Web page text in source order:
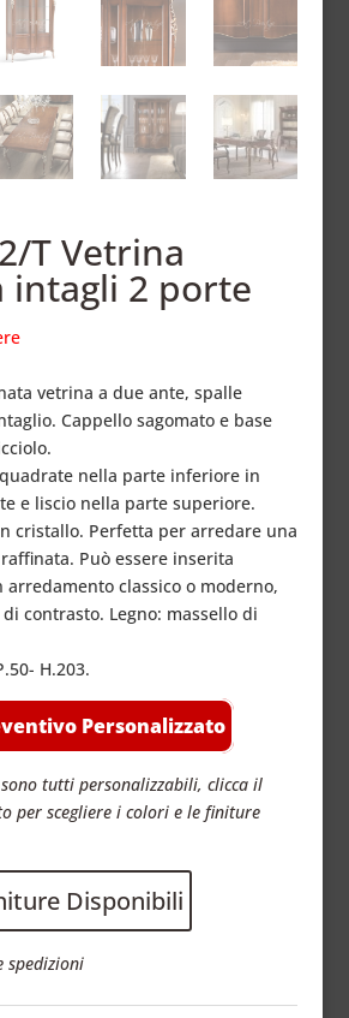
T Vetrina
intagli 2 porte
vetrina a due ante, spalle
Cappello sagomato e base
nella parte inferiore in
e liscio nella parte superiore.
cristallo. Perfetta per arredare una
Può essere inserita
arredamento classico o moderno,
contrasto. Legno: massello di
H.203.
Personalizzato
tutti personalizzabili, clicca il
per scegliere i colori e le finiture
Disponibili
spedizioni